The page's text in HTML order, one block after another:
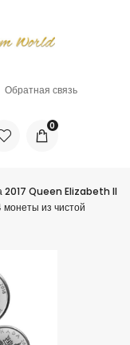
Обратная связь
0
2017 Queen Elizabeth II
из чистой